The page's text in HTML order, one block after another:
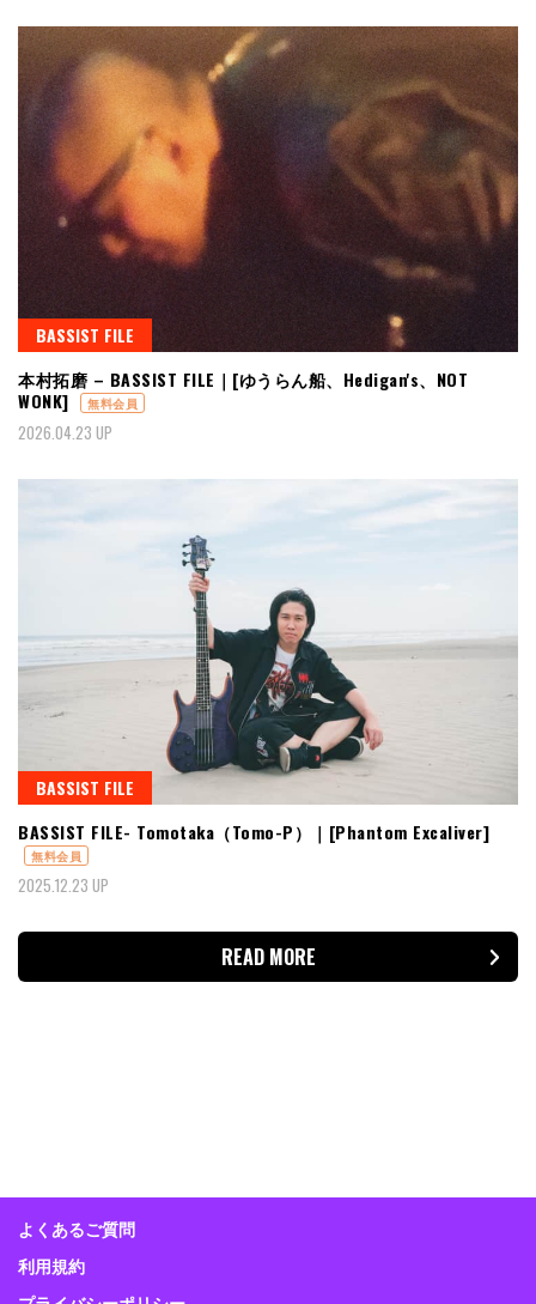
BASSIST FILE
本村拓磨 – BASSIST FILE｜[ゆうらん船、Hedigan's、NOT
WONK]
無料会員
2026.04.23 UP
BASSIST FILE
BASSIST FILE- Tomotaka（Tomo-P）｜[Phantom Excaliver]
無料会員
2025.12.23 UP
READ MORE
よくあるご質問
利用規約